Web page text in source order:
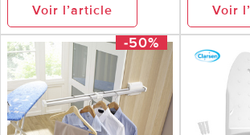
Voir l’article Voir
-50%